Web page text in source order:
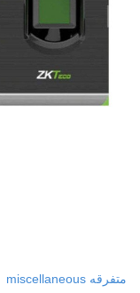
متفرقه miscellaneous